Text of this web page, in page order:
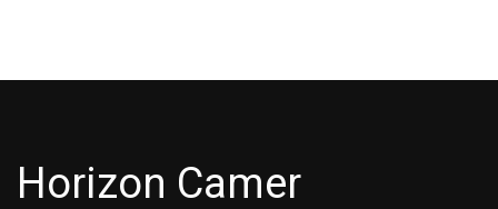
Horizon Camer